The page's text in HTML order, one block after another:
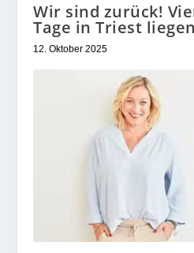
Wir sind zurück!
Tage in Triest
12. Oktober 2025